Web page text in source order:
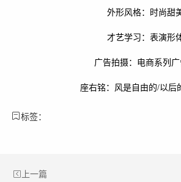
外形风格：时尚甜
才艺学习：表演形
广告拍摄：电商系列
座右铭：风是自由的/以后
标签：
上一篇